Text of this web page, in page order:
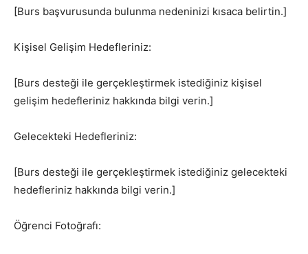
[Burs başvurusunda bulunma nedeninizi kısaca belirtin.]
Kişisel Gelişim Hedefleriniz:
[Burs desteği ile gerçekleştirmek istediğiniz kişisel
gelişim hedefleriniz hakkında bilgi verin.]
Gelecekteki Hedefleriniz:
[Burs desteği ile gerçekleştirmek istediğiniz gelecekteki
hedefleriniz hakkında bilgi verin.]
Öğrenci Fotoğrafı: